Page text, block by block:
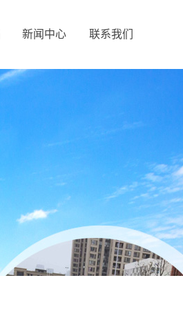
新闻中心 联系我们